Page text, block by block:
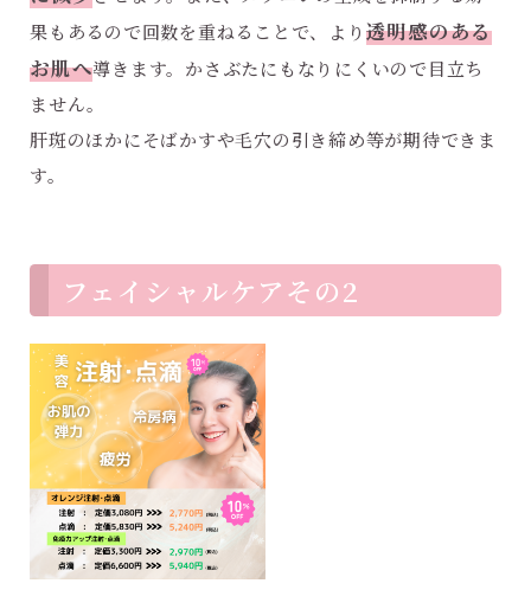
果もあるので回数を重ねることで、より 透明感のある
お肌へ導きます。かさぶたにもなりにくいので目立ち
ません。
肝斑のほかにそばかすや毛穴の引き締め等が期待できま
す。
フェイシャルケアその2